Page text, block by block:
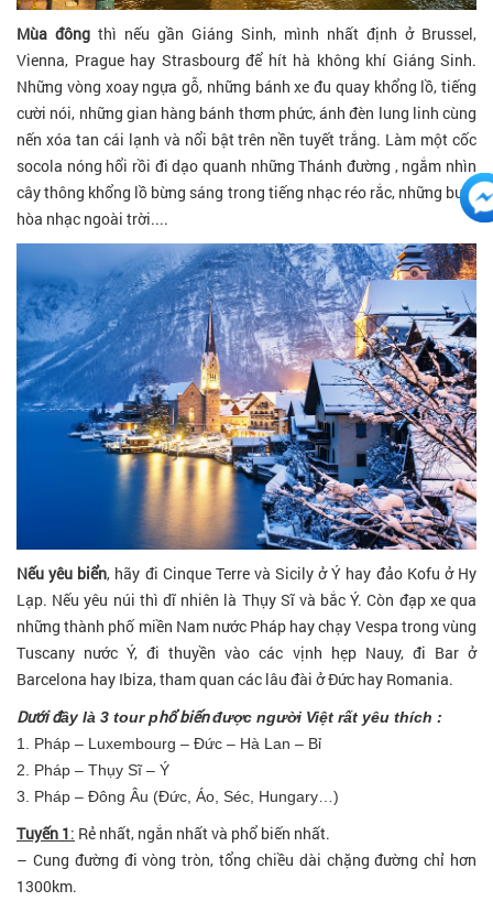
Mùa đông thì nếu gần Giáng Sinh, mình nhất định ở Brussel,
Vienna, Prague hay Strasbourg để hít hà không khí Giáng Sinh.
Những vòng xoay ngựa gỗ, những bánh xe đu quay khổng lồ, tiếng
cười nói, những gian hàng bánh thơm phức, ánh đèn lung linh cùng
nến xóa tan cái lạnh và nổi bật trên nền tuyết trắng. Làm một cốc
socola nóng hổi rồi đi dạo quanh những Thánh đường , ngắm nhìn
cây thông khổng lồ bừng sáng trong tiếng nhạc réo rắc, những buổi
hòa nhạc ngoài trời....
Nếu yêu biển, hãy đi Cinque Terre và Sicily ở Ý hay đảo Kofu ở Hy
Lạp. Nếu yêu núi thì dĩ nhiên là Thụy Sĩ và bắc Ý. Còn đạp xe qua
những thành phố miền Nam nước Pháp hay chạy Vespa trong vùng
Tuscany nước Ý, đi thuyền vào các vịnh hẹp Nauy, đi Bar ở
Barcelona hay Ibiza, tham quan các lâu đài ở Đức hay Romania.
Dưới đây là 3 tour phổ biếnđược người Việt rất yêu thích :
1. Pháp – Luxembourg – Đức – Hà Lan – Bỉ
2. Pháp – Thụy Sĩ – Ý
3. Pháp – Đông Âu (Đức, Áo, Séc, Hungary…)
Tuyến 1: Rẻ nhất, ngắn nhất và phổ biến nhất.
– Cung đường đi vòng tròn, tổng chiều dài chặng đường chỉ hơn
1300km.